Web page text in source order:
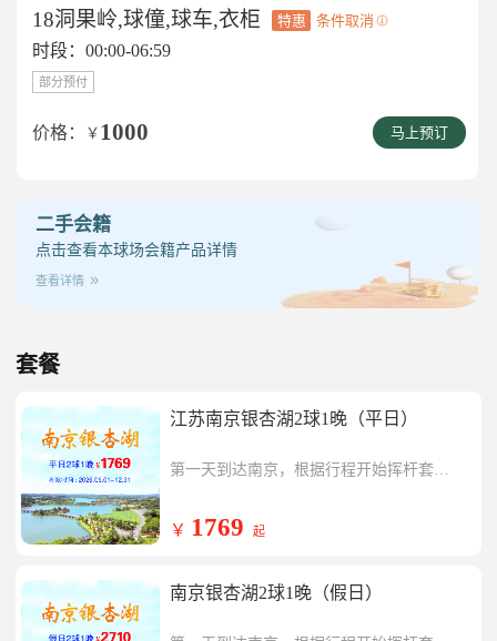
18洞果岭,球僮,球车,衣柜 特惠 条件取消
时段：00:00-06:59
部分预付
价格： ￥ 1000 马上预订
二手会籍
点击查看本球场会籍产品详情
查看详情
套餐
江苏南京银杏湖2球1晚（平日）
第一天到达南京，根据行程开始挥杆套餐
￥ 1769 起
南京银杏湖2球1晚（假日）